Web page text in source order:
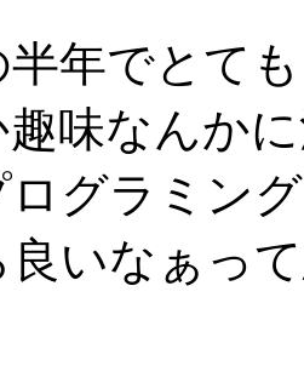
半年でとて
味なんか
グラミン
いなぁっ